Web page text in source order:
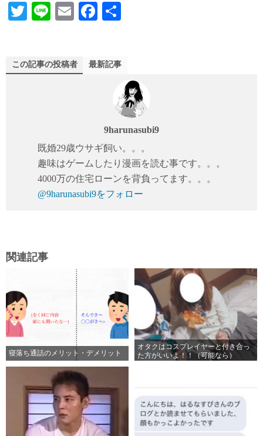
T
r
Li
E
Fa
ok
この記事の投稿者 最新記事
9harunasubi9
既婚29歳ウサギ飼い。。。
趣味はゲームしたり漫画を読む事です。。。
4000万の住宅ローンを背負ってます。。。
@9harunasubi9をフォロー
関連記事
寝落ち通話のメリット・デメリット
オタクはコスプレイヤーと付き合っ
た方がいいよ！！（可能なら）